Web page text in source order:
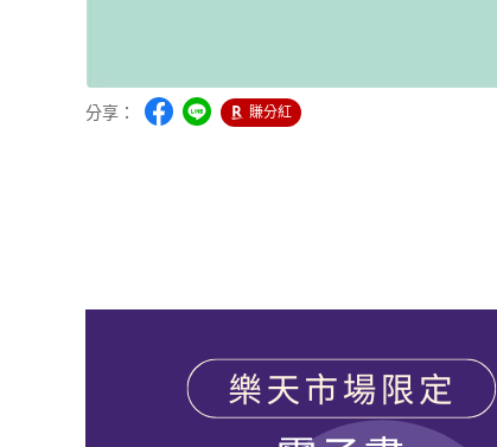
分享： 賺分紅